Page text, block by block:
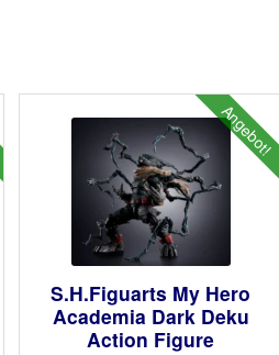
Angebot!
S.H.Figuarts My Hero
Academia Dark Deku
Action Figure